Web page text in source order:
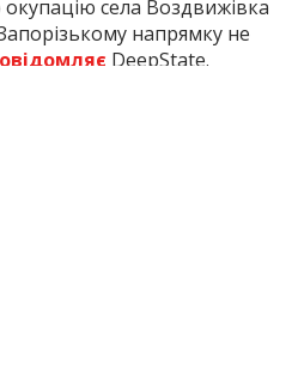
села Воздвижівка
напрямку не
DeepState.